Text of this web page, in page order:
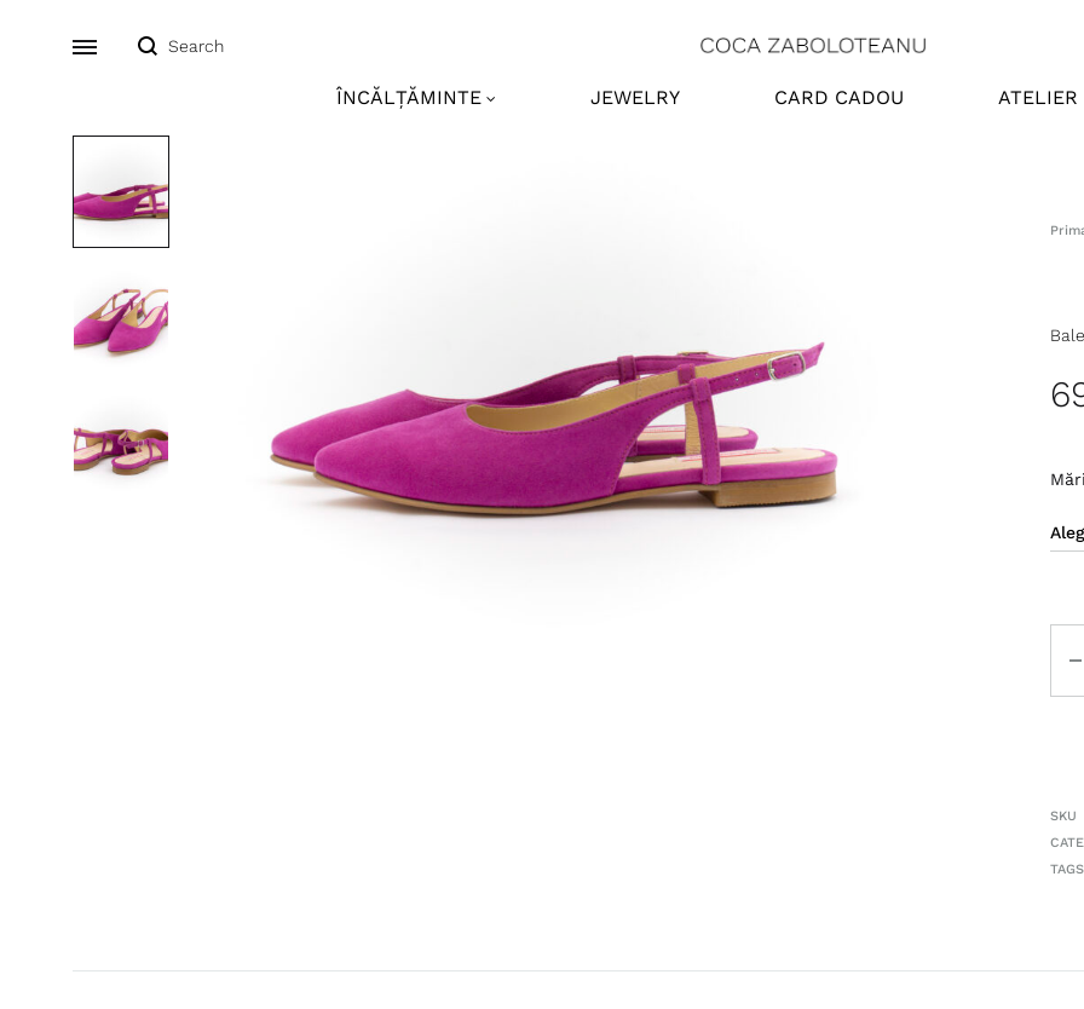
MenuSearch
Zaboloteanu
ÎNCĂLȚĂMINTE JEWELRY CARD CADOU ATELIER
SKU
TAGS